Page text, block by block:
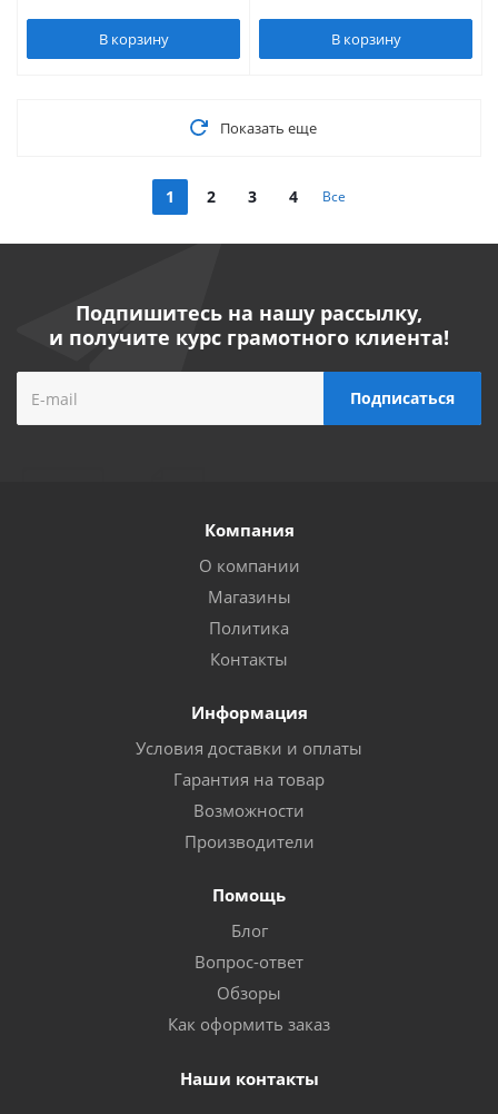
В корзину В корзину
Показать еще
1 2 3 4 Все
Подпишитесь на нашу рассылку,
и получите курс грамотного клиента!
Компания
О компании
Магазины
Политика
Контакты
Информация
Условия доставки и оплаты
Гарантия на товар
Возможности
Производители
Помощь
Блог
Вопрос-ответ
Обзоры
Как оформить заказ
Наши контакты